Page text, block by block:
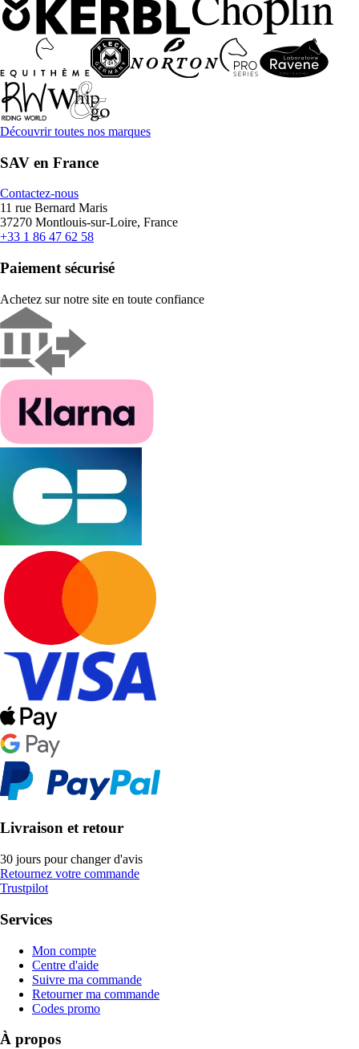
Découvrir toutes nos marques
SAV en France
Contactez-nous
11 rue Bernard Maris
37270 Montlouis-sur-Loire, France
+33 1 86 47 62 58
Paiement sécurisé
Achetez sur notre site en toute confiance
Livraison et retour
30 jours pour changer d'avis
Retournez votre commande
Trustpilot
Services
Mon compte
Centre d'aide
Suivre ma commande
Retourner ma commande
Codes promo
À propos